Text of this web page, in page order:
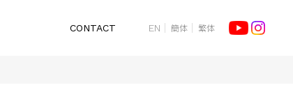
CONTACT EN 簡体 繁体